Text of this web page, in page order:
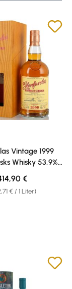
Vintage 1999
Whisky 53,9%
vol. 0,70l
€ / 1 Liter)
Preis:
€